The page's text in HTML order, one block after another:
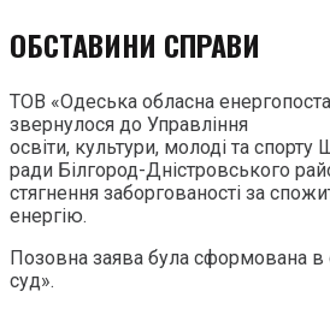
ОБСТАВИНИ СПРАВИ
ТОВ «Одеська обласна
звернулося до Управління
освіти, культури, молоді та спорту
ради Білгород-Дністровського
стягнення заборгованості за
енергію.
Позовна заява була сформована в
суд».